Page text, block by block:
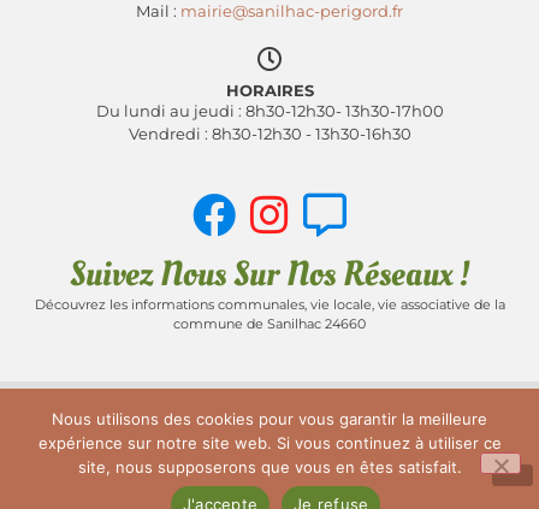
Mail : mairie@sanilhac-perigord.fr
HORAIRES
Du lundi au jeudi : 8h30-12h30- 13h30-17h00
Vendredi : 8h30-12h30 - 13h30-16h30
Suivez Nous Sur Nos Réseaux !
Découvrez les informations communales, vie locale, vie associative de la
commune de Sanilhac 24660
PLAN DU SITE MENTIONS LÉGALES
POLITIQUE DE CONFIDENTIALITÉ
Nous utilisons des cookies pour vous garantir la meilleure
expérience sur notre site web. Si vous continuez à utiliser ce
site, nous supposerons que vous en êtes satisfait.
J'accepte
Je refuse